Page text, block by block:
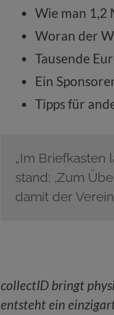
Wie man 1,2
Woran der
Tausende
Ein
Tipps für
„Im Briefkasten
stand: ‚Zum
damit der
collectID bringt
entsteht ein